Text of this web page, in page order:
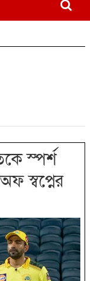
স্পর্শ
স্বপ্নের